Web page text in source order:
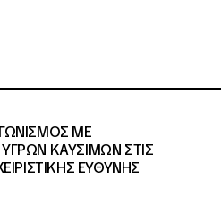
ΜΕ
ΚΑΥΣΙΜΩΝ ΣΤΙΣ
ΕΥΘΥΝΗΣ